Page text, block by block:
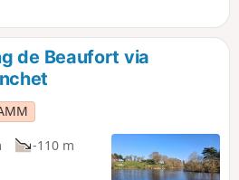
Le circuit
des hêtres bi-
les hameaux
Rochers où l'on
de la
cintrées,
de Beaufort via
-110 m